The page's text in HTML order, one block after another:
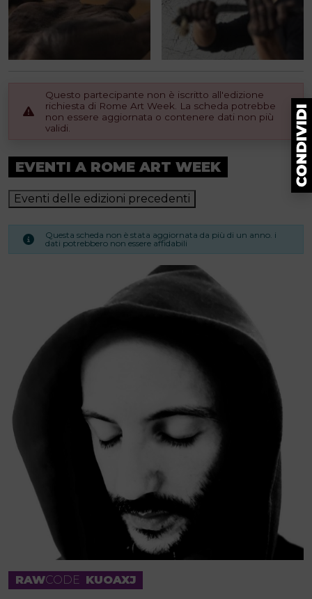
Questo partecipante non è iscritto all'edizione
richiesta di Rome Art Week. La scheda potrebbe
non essere aggiornata o contenere dati non più
validi.
EVENTI A ROME ART WEEK
Eventi delle edizioni precedenti
Questa scheda non è stata aggiornata da più di un anno. i
dati potrebbero non essere affidabili
RAWCODE KUOAXJ